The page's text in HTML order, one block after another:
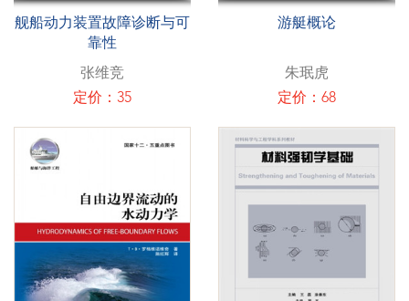
舰船动力装置故障诊断与可
靠性
张维竞
定价：35
游艇概论
朱珉虎
定价：68